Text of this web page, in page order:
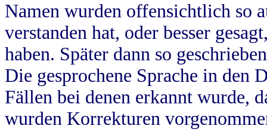
Namen wurden offensichtlich so
verstanden hat, oder besser
haben. Später dann so
Die gesprochene Sprache in
Fällen bei denen erkannt wurde,
wurden Korrekturen